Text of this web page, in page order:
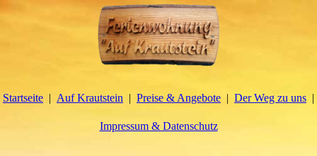
Startseite Auf Krautstein Preise & Angebote Der Weg zu uns
Impressum & Datenschutz